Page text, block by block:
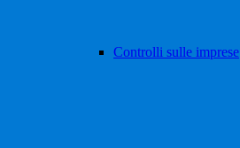
Controlli sulle imprese